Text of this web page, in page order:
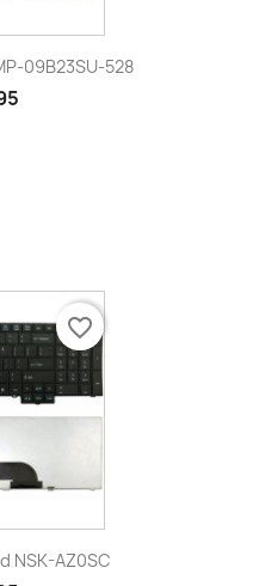
09B23SU-528
NSK-AZ0SC
favorite_border